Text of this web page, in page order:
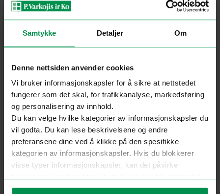
Samtykke Detaljer Om
Denne nettsiden anvender cookies
Vi bruker informasjonskapsler for å sikre at nettstedet
fungerer som det skal, for trafikkanalyse, markedsføring
og personalisering av innhold.
Du kan velge hvilke kategorier av informasjonskapsler du
vil godta. Du kan lese beskrivelsene og endre
preferansene dine ved å klikke på den spesifikke
kategorien av informasjonskapsler. Hvis du blokkerer
visse typer informasjonskapsler, kan det påvirke
For mer informasjon, se vårpersonvernerklæring.